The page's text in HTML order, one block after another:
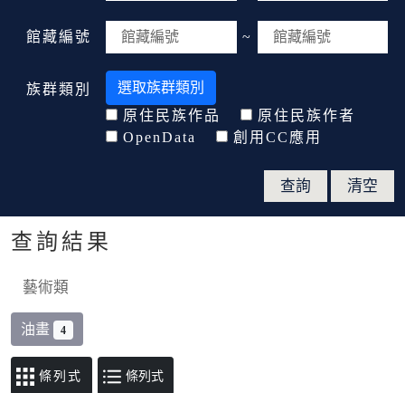
館藏編號 ~
族群類別
選取族群類別
原住民族作品
原住民族作者
OpenData
創用CC應用
查詢結果
藝術類
油畫 4
條列式